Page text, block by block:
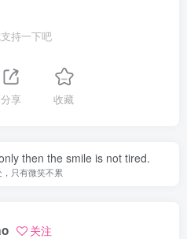
持一下吧
分享 收藏
then the smile is not tired.
只有微笑不累
关注